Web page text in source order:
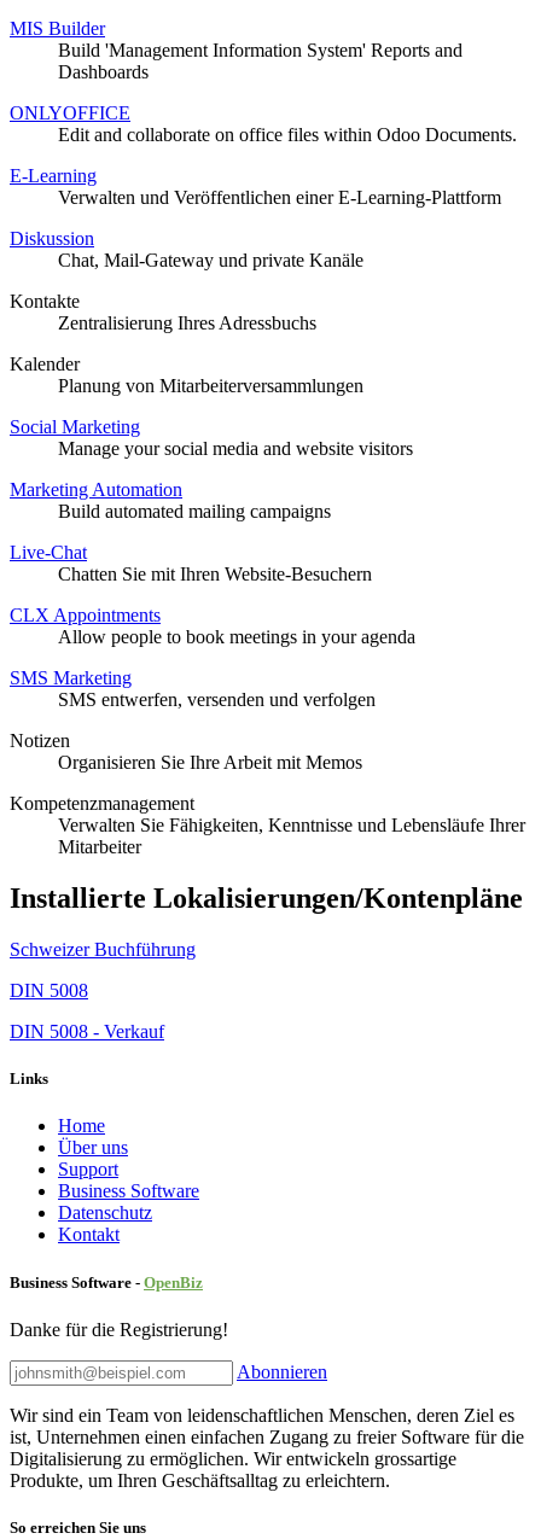
MIS Builder
Build 'Management Information System' Reports and
Dashboards
ONLYOFFICE
Edit and collaborate on office files within Odoo Documents.
E-Learning
Verwalten und Veröffentlichen einer E-Learning-Plattform
Diskussion
Chat, Mail-Gateway und private Kanäle
Kontakte
Zentralisierung Ihres Adressbuchs
Kalender
Planung von Mitarbeiterversammlungen
Social Marketing
Manage your social media and website visitors
Marketing Automation
Build automated mailing campaigns
Live-Chat
Chatten Sie mit Ihren Website-Besuchern
CLX Appointments
Allow people to book meetings in your agenda
SMS Marketing
SMS entwerfen, versenden und verfolgen
Notizen
Organisieren Sie Ihre Arbeit mit Memos
Kompetenzmanagement
Verwalten Sie Fähigkeiten, Kenntnisse und Lebensläufe Ihrer
Mitarbeiter
Installierte Lokalisierungen/Kontenpläne
Schweizer Buchführung
DIN 5008
DIN 5008 - Verkauf
Links
Home
Über uns
Sup​port
Business Software
Datenschutz
Kontakt
Business Software - OpenBiz
Danke für die Registrierung!
Abonnieren
Wir sind ein Team von leidenschaftlichen Menschen, deren Ziel es
ist, Unternehmen einen einfachen Zugang zu freier Software für die
Digitalisierung zu ermöglichen. Wir entwickeln grossartige
Produkte, um Ihren Geschäftsalltag zu erleichtern.
So erreichen Sie uns